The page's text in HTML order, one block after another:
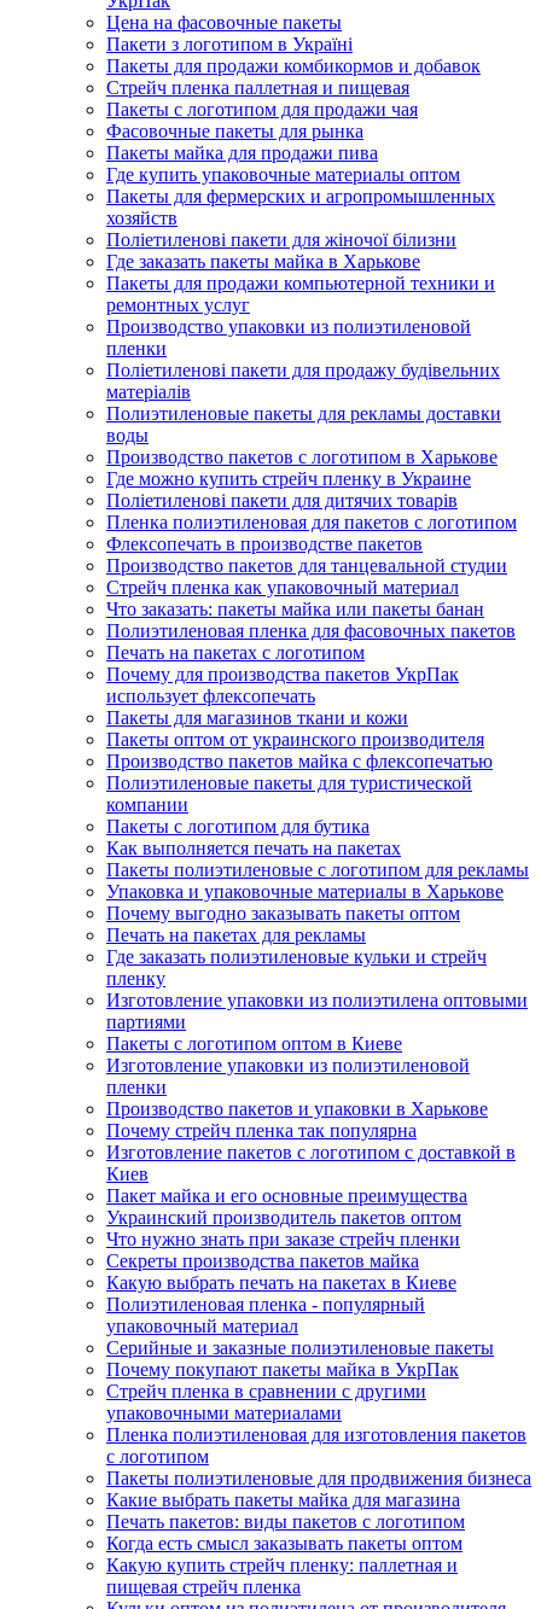
Цена на фасовочные пакеты
Пакети з логотипом в Україні
Пакеты для продажи комбикормов и добавок
Стрейч пленка паллетная и пищевая
Пакеты с логотипом для продажи чая
Фасовочные пакеты для рынка
Пакеты майка для продажи пива
Где купить упаковочные материалы оптом
Пакеты для фермерских и агропромышленных
хозяйств
Поліетиленові пакети для жіночої білизни
Где заказать пакеты майка в Харькове
Пакеты для продажи компьютерной техники и
ремонтных услуг
Производство упаковки из полиэтиленовой
пленки
Поліетиленові пакети для продажу будівельних
матеріалів
Полиэтиленовые пакеты для рекламы доставки
воды
Производство пакетов с логотипом в Харькове
Где можно купить стрейч пленку в Украине
Поліетиленові пакети для дитячих товарів
Пленка полиэтиленовая для пакетов с логотипом
Флексопечать в производстве пакетов
Производство пакетов для танцевальной студии
Стрейч пленка как упаковочный материал
Что заказать: пакеты майка или пакеты банан
Полиэтиленовая пленка для фасовочных пакетов
Печать на пакетах с логотипом
Почему для производства пакетов УкрПак
использует флексопечать
Пакеты для магазинов ткани и кожи
Пакеты оптом от украинского производителя
Производство пакетов майка с флексопечатью
Полиэтиленовые пакеты для туристической
компании
Пакеты с логотипом для бутика
Как выполняется печать на пакетах
Пакеты полиэтиленовые с логотипом для рекламы
Упаковка и упаковочные материалы в Харькове
Почему выгодно заказывать пакеты оптом
Печать на пакетах для рекламы
Где заказать полиэтиленовые кульки и стрейч
пленку
Изготовление упаковки из полиэтилена оптовыми
партиями
Пакеты с логотипом оптом в Киеве
Изготовление упаковки из полиэтиленовой
пленки
Производство пакетов и упаковки в Харькове
Почему стрейч пленка так популярна
Изготовление пакетов с логотипом с доставкой в
Киев
Пакет майка и его основные преимущества
Украинский производитель пакетов оптом
Что нужно знать при заказе стрейч пленки
Секреты производства пакетов майка
Какую выбрать печать на пакетах в Киеве
Полиэтиленовая пленка - популярный
упаковочный материал
Серийные и заказные полиэтиленовые пакеты
Почему покупают пакеты майка в УкрПак
Стрейч пленка в сравнении с другими
упаковочными материалами
Пленка полиэтиленовая для изготовления пакетов
с логотипом
Пакеты полиэтиленовые для продвижения бизнеса
Какие выбрать пакеты майка для магазина
Печать пакетов: виды пакетов с логотипом
Когда есть смысл заказывать пакеты оптом
Какую купить стрейч пленку: паллетная и
пищевая стрейч пленка